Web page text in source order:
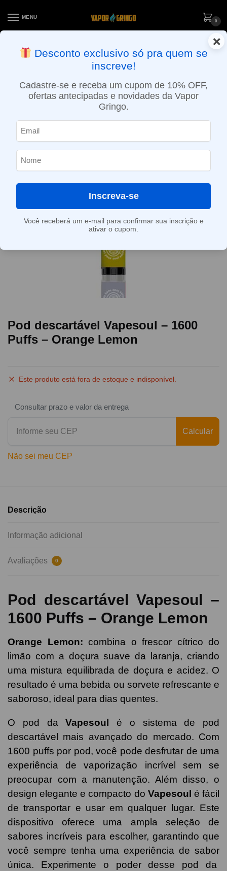
MENU
0
ENTREGA NO MESMO DIA EM SÃO PAULO (SEG A SEX): PEDIDOS
APROVADOS ATÉ 15:30 VIA MOTOBOY
Pod descartável Vapesoul – 1600
Puffs – Orange Lemon
Este produto está fora de estoque e indisponível.
Consultar prazo e valor da entrega
Calcular
Não sei meu CEP
Descrição
Informação adicional
Avaliações 0
Pod descartável Vapesoul –
1600 Puffs – Orange Lemon
Orange Lemon: combina o frescor cítrico do
limão com a doçura suave da laranja, criando
uma mistura equilibrada de doçura e acidez. O
resultado é uma bebida ou sorvete refrescante e
saboroso, ideal para dias quentes.
O pod daVapesoul
é o sistema de pod
descartável mais avançado do mercado. Com
1600 puffs por pod, você pode desfrutar de uma
experiência de vaporização incrível sem se
preocupar com a manutenção. Além disso, o
design elegante e compacto do Vapesoul é fácil
de transportar e usar em qualquer lugar. Este
dispositivo oferece uma ampla seleção de
sabores incríveis para escolher, garantindo que
você sempre tenha uma experiência de sabor
única. Experimente o poder desse pod da
×
Desconto exclusivo só pra quem se
inscreve!
Cadastre-se e receba um cupom de 10% OFF,
ofertas antecipadas e novidades da Vapor
Gringo.
Inscreva-se
Você receberá um e-mail para confirmar sua inscrição e
ativar o cupom.